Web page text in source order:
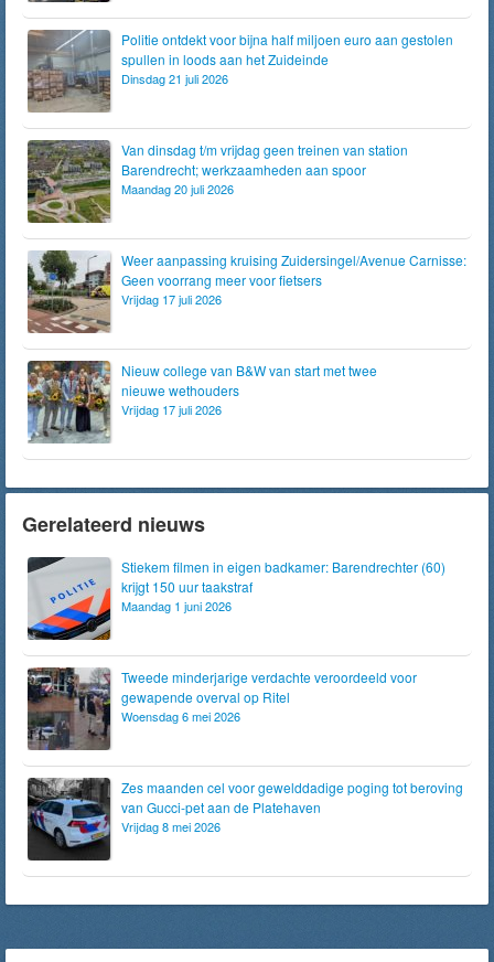
Politie ontdekt voor bijna half miljoen euro aan gestolen
spullen in loods aan het Zuideinde
Dinsdag 21 juli 2026
Van dinsdag t/m vrijdag geen treinen van station
Barendrecht; werkzaamheden aan spoor
Maandag 20 juli 2026
Weer aanpassing kruising Zuidersingel/Avenue Carnisse:
Geen voorrang meer voor fietsers
Vrijdag 17 juli 2026
Nieuw college van B&W van start met twee
nieuwe wethouders
Vrijdag 17 juli 2026
Gerelateerd nieuws
Stiekem filmen in eigen badkamer: Barendrechter (60)
krijgt 150 uur taakstraf
Maandag 1 juni 2026
Tweede minderjarige verdachte veroordeeld voor
gewapende overval op Ritel
Woensdag 6 mei 2026
Zes maanden cel voor gewelddadige poging tot beroving
van Gucci-pet aan de Platehaven
Vrijdag 8 mei 2026